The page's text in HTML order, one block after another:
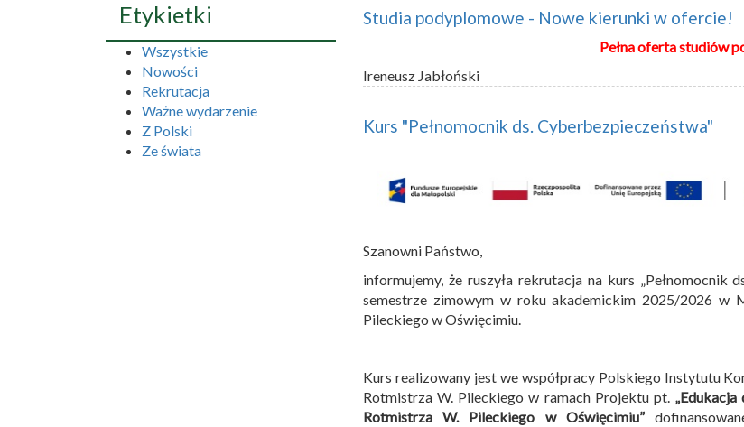
Studia podyplomowe - Nowe kierunki w ofercie!
Pełna oferta studiów
Ireneusz Jabłoński
Kurs "Pełnomocnik ds. Cyberbezpieczeństwa"
Szanowni Państwo,
informujemy, że ruszyła rekrutacja na kurs
semestrze zimowym w roku akademickim 2025/2026 w
Pileckiego w Oświęcimiu.
Kurs realizowany jest we współpracy Polskiego Instytutu
Rotmistrza W. Pileckiego w ramach Projektu pt.
Rotmistrza W. Pileckiego w Oświęcimiu”
Etykietki
Wszystkie
Nowości
Rekrutacja
Ważne wydarzenie
Z Polski
Ze świata